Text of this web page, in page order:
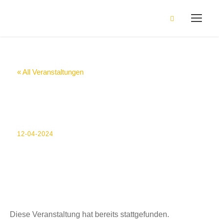
« All Veranstaltungen
12-04-2024
Diese Veranstaltung hat bereits stattgefunden.